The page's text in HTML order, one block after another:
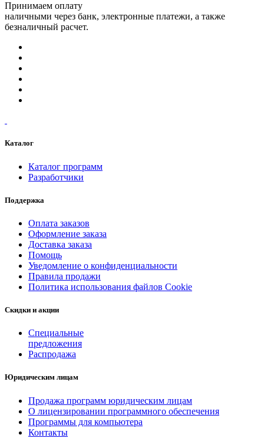
Принимаем оплату
наличными через банк, электронные платежи, а также
безналичный расчет.
Каталог
Каталог программ
Разработчики
Поддержка
Оплата заказов
Оформление заказа
Доставка заказа
Помощь
Уведомление о конфиденциальности
Правила продажи
Политика использования файлов Cookie
Скидки и акции
Специальные
предложения
Распродажа
Юридическим лицам
Продажа программ юридическим лицам
О лицензировании программного обеспечения
Программы для компьютера
Контакты